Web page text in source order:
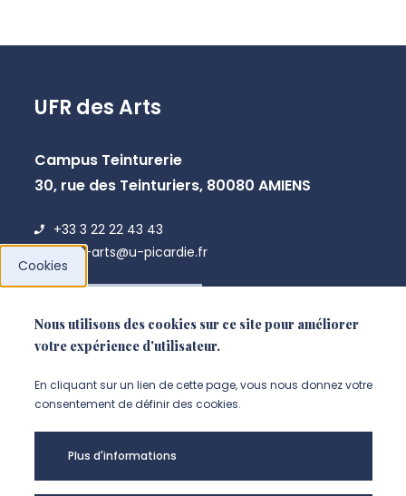
UFR des Arts
Campus Teinturerie
30, rue des Teinturiers, 80080 AMIENS
+33 3 22 22 43 43
infos-arts@u-picardie.fr
Cookies
Nous utilisons des cookies sur ce site pour améliorer
votre expérience d'utilisateur.
En cliquant sur un lien de cette page, vous nous donnez votre
consentement de définir des cookies.
Plus d'informations